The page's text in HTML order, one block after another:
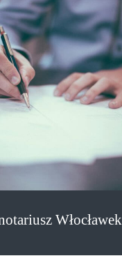
Włocławek